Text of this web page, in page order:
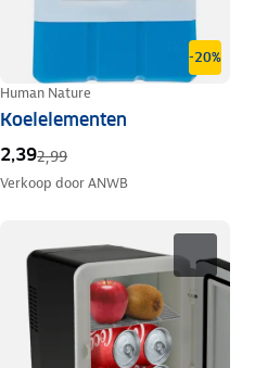
-20%
Human Nature
Koelelementen
2,392,99
Verkoop doorANWB